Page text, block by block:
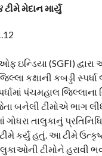
મેદાન માર્યુ
ઇન્ડિયા (SGFI)
કક્ષાની કબડ્ડી
પંચમહાલ જિલ્લાના
બનેલી ટીમોએ ભાગ
ગોધરા તાલુકાનું
કર્યું હતું. આ ટીમે
ટીમોને હરાવી